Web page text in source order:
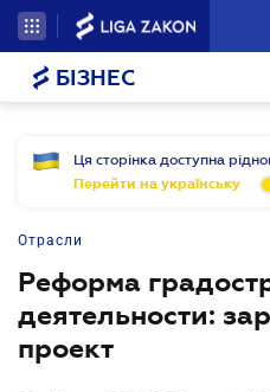
БІЗНЕС
Ця сторінка доступна
Перейти на українську
Отрасли
Реформа
деятельности:
проект